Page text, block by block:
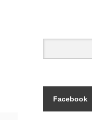
Facebook